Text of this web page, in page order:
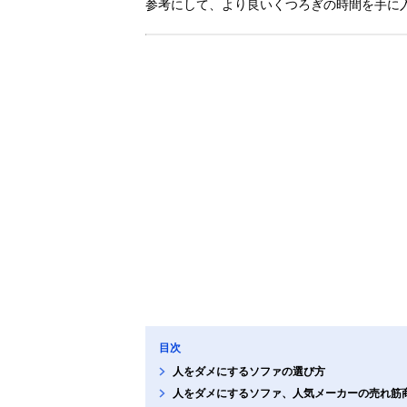
参考にして、より良いくつろぎの時間を手に
目次
人をダメにするソファの選び方
人をダメにするソファ、人気メーカーの売れ筋